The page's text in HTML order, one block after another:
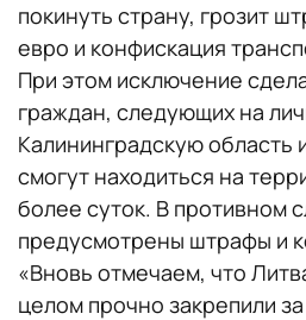
покинуть страну, грозит
евро и конфискация
При этом исключение
граждан, следующих на
Калининградскую область
смогут находиться на
более суток. В противном
предусмотрены штрафы и
«Вновь отмечаем, что
целом прочно закрепили